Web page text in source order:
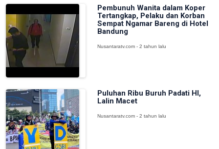
Pembunuh Wanita dalam Koper
Tertangkap, Pelaku dan Korban
Sempat Ngamar Bareng di Hotel
Bandung
Nusantaratv.com - 2 tahun lalu
Puluhan Ribu Buruh Padati HI,
Lalin Macet
Nusantaratv.com - 2 tahun lalu